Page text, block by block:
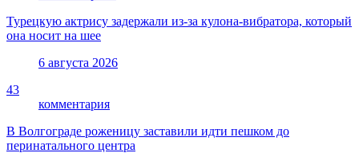
Турецкую актрису задержали из-за кулона-вибратора, который
она носит на шее
6 августа 2026
43
комментария
В Волгограде роженицу заставили идти пешком до
перинатального центра